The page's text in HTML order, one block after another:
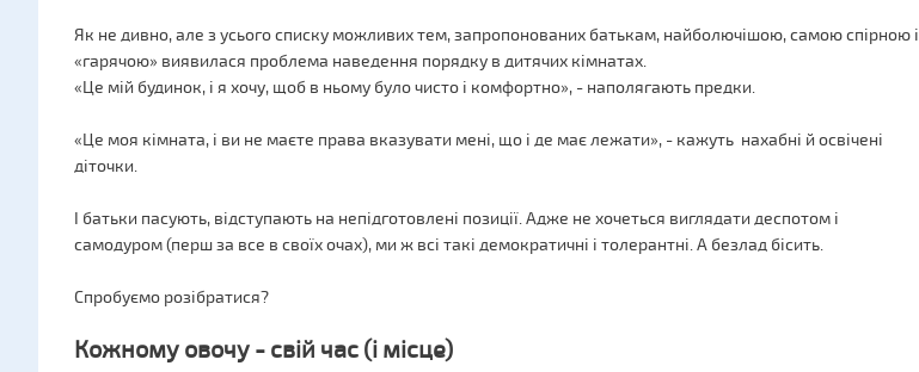
Як не дивно, але з усього списку можливих тем, запропонованих батькам, найболючішою, самою спірною і
«гарячою» виявилася проблема наведення порядку в дитячих кімнатах.
«Це мій будинок, і я хочу, щоб в ньому було чисто і комфортно», - наполягають предки.
«Це моя кімната, і ви не маєте права вказувати мені, що і де має лежати», - кажуть нахабні й освічені
діточки.
І батьки пасують, відступають на непідготовлені позиції. Адже не хочеться виглядати деспотом і
самодуром (перш за все в своїх очах), ми ж всі такі демократичні і толерантні. А безлад бісить.
Спробуємо розібратися?
Кожному овочу - свій час (і місце)